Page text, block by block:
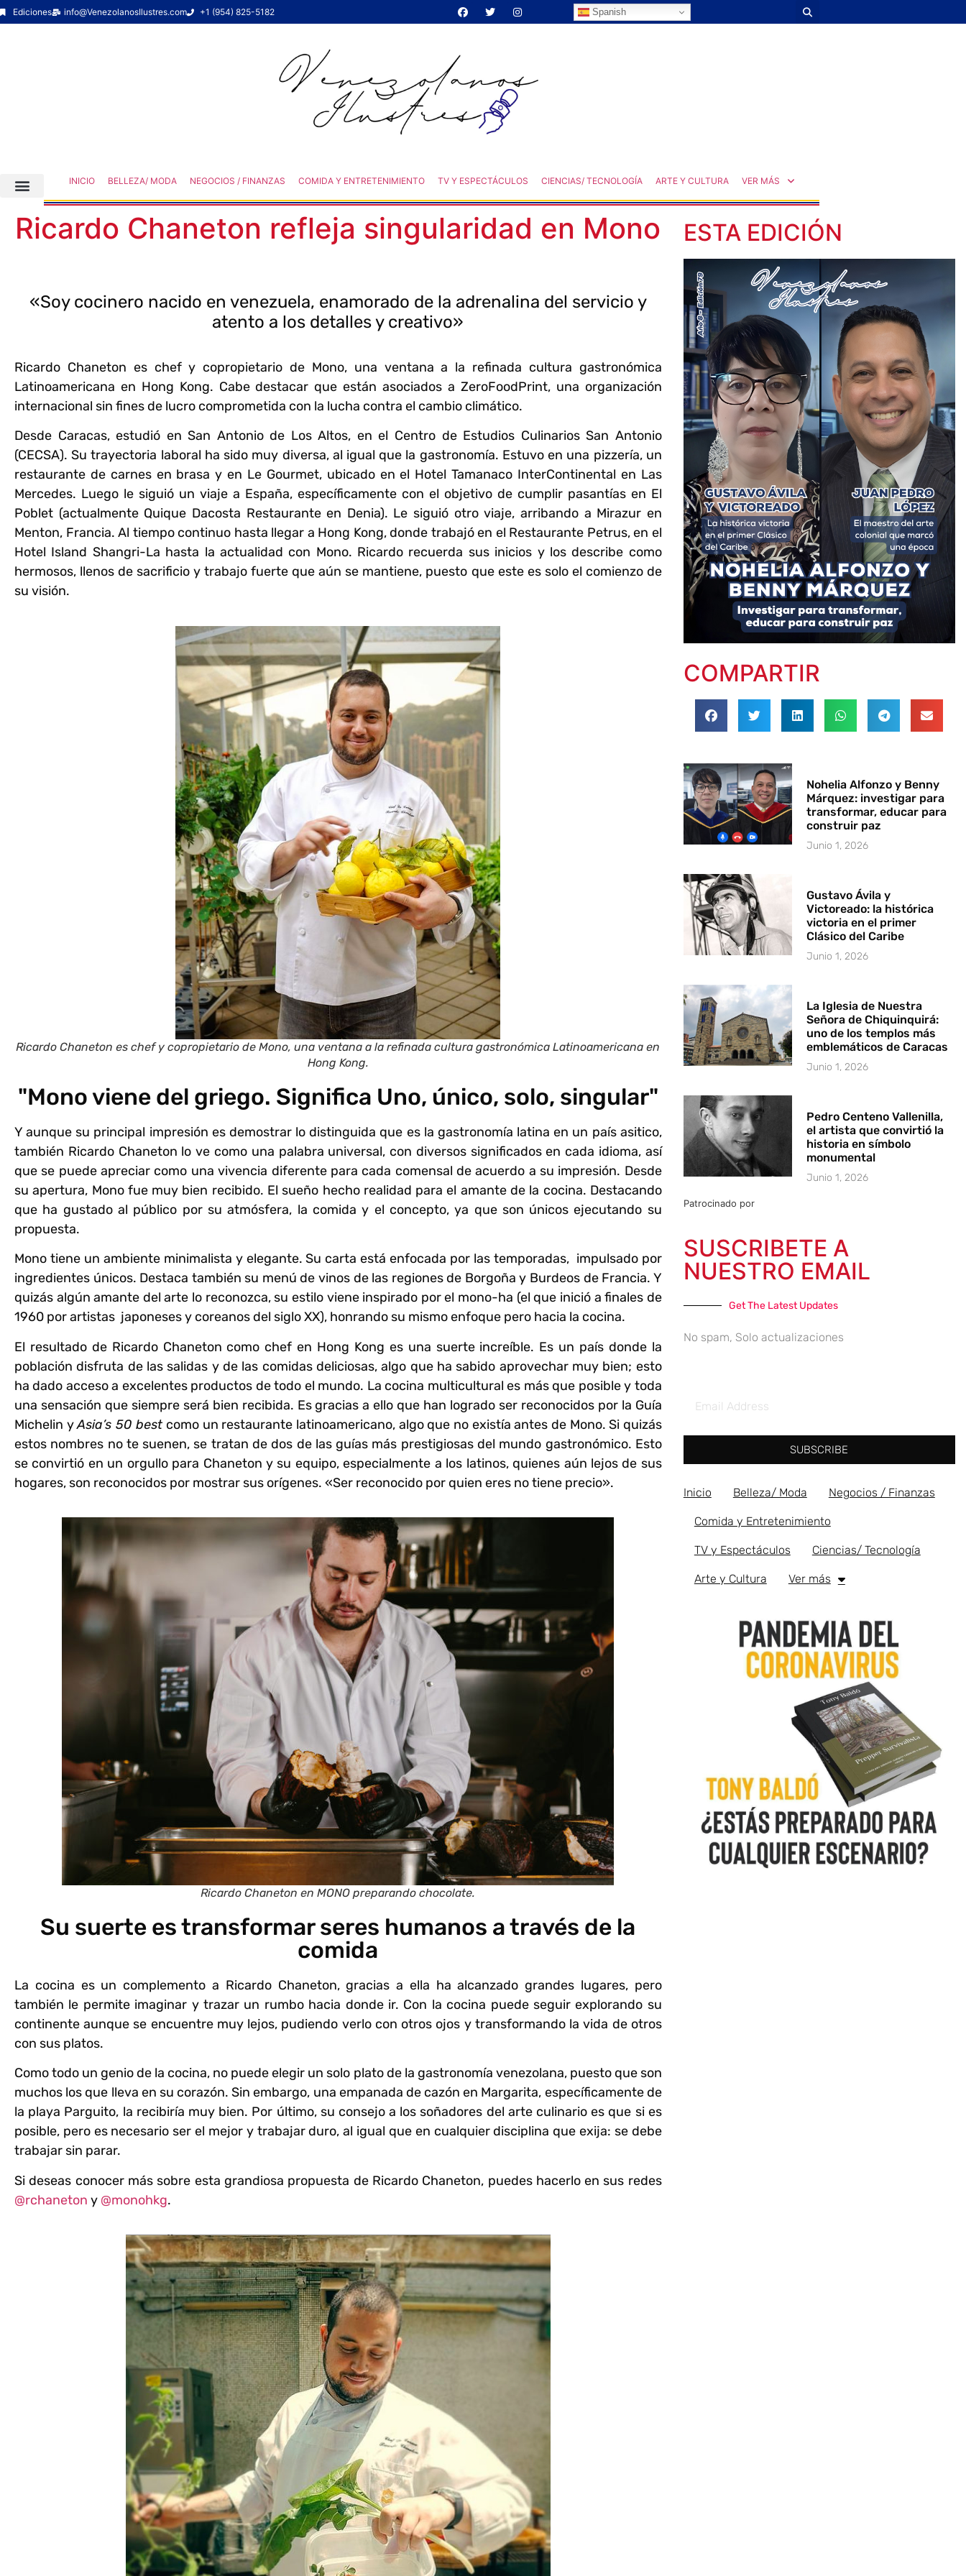
Ediciones info@VenezolanosIlustres.com +1 (954) 825-5182 Spanish
INICIO BELLEZA/ MODA NEGOCIOS / FINANZAS COMIDA Y ENTRETENIMIENTO TV Y ESPECTÁCULOS CIENCIAS/ TECNOLOGÍA ARTE Y CULTURA VER MÁS
Ricardo Chaneton refleja singularidad en Mono
«Soy cocinero nacido en venezuela, enamorado de la adrenalina del servicio y
atento a los detalles y creativo»
Ricardo Chaneton es chef y copropietario de Mono, una ventana a la refinada cultura gastronómica
Latinoamericana en Hong Kong. Cabe destacar que están asociados a ZeroFoodPrint, una organización
internacional sin fines de lucro comprometida con la lucha contra el cambio climático.
Desde Caracas, estudió en San Antonio de Los Altos, en el Centro de Estudios Culinarios San Antonio
(CECSA). Su trayectoria laboral ha sido muy diversa, al igual que la gastronomía. Estuvo en una pizzería, un
restaurante de carnes en brasa y en Le Gourmet, ubicado en el Hotel Tamanaco InterContinental en Las
Mercedes. Luego le siguió un viaje a España, específicamente con el objetivo de cumplir pasantías en El
Poblet (actualmente Quique Dacosta Restaurante en Denia). Le siguió otro viaje, arribando a Mirazur en
Menton, Francia. Al tiempo continuo hasta llegar a Hong Kong, donde trabajó en el Restaurante Petrus, en el
Hotel Island Shangri-La hasta la actualidad con Mono. Ricardo recuerda sus inicios y los describe como
hermosos, llenos de sacrificio y trabajo fuerte que aún se mantiene, puesto que este es solo el comienzo de
su visión.
Ricardo Chaneton es chef y copropietario de Mono, una ventana a la refinada cultura gastronómica Latinoamericana en
Hong Kong.
"Mono viene del griego. Significa Uno, único, solo, singular"
Y aunque su principal impresión es demostrar lo distinguida que es la gastronomía latina en un país asitico,
también Ricardo Chaneton lo ve como una palabra universal, con diversos significados en cada idioma, así
que se puede apreciar como una vivencia diferente para cada comensal de acuerdo a su impresión. Desde
su apertura, Mono fue muy bien recibido. El sueño hecho realidad para el amante de la cocina. Destacando
que ha gustado al público por su atmósfera, la comida y el concepto, ya que son únicos ejecutando su
propuesta.
Mono tiene un ambiente minimalista y elegante. Su carta está enfocada por las temporadas, impulsado por
ingredientes únicos. Destaca también su menú de vinos de las regiones de Borgoña y Burdeos de Francia. Y
quizás algún amante del arte lo reconozca, su estilo viene inspirado por el mono-ha (el que inició a finales de
1960 por artistas japoneses y coreanos del siglo XX), honrando su mismo enfoque pero hacia la cocina.
El resultado de Ricardo Chaneton como chef en Hong Kong es una suerte increíble. Es un país donde la
población disfruta de las salidas y de las comidas deliciosas, algo que ha sabido aprovechar muy bien; esto
ha dado acceso a excelentes productos de todo el mundo. La cocina multicultural es más que posible y toda
una sensación que siempre será bien recibida. Es gracias a ello que han logrado ser reconocidos por la Guía
Michelin yAsia’s 50 best como un restaurante latinoamericano, algo que no existía antes de Mono. Si quizás
estos nombres no te suenen, se tratan de dos de las guías más prestigiosas del mundo gastronómico. Esto
se convirtió en un orgullo para Chaneton y su equipo, especialmente a los latinos, quienes aún lejos de sus
hogares, son reconocidos por mostrar sus orígenes. «Ser reconocido por quien eres no tiene precio».
Ricardo Chaneton en MONO preparando chocolate.
Su suerte es transformar seres humanos a través de la
comida
La cocina es un complemento a Ricardo Chaneton, gracias a ella ha alcanzado grandes lugares, pero
también le permite imaginar y trazar un rumbo hacia donde ir. Con la cocina puede seguir explorando su
continente aunque se encuentre muy lejos, pudiendo verlo con otros ojos y transformando la vida de otros
con sus platos.
Como todo un genio de la cocina, no puede elegir un solo plato de la gastronomía venezolana, puesto que son
muchos los que lleva en su corazón. Sin embargo, una empanada de cazón en Margarita, específicamente de
la playa Parguito, la recibiría muy bien. Por último, su consejo a los soñadores del arte culinario es que si es
posible, pero es necesario ser el mejor y trabajar duro, al igual que en cualquier disciplina que exija: se debe
trabajar sin parar.
Si deseas conocer más sobre esta grandiosa propuesta de Ricardo Chaneton, puedes hacerlo en sus redes
@rchaneton y @monohkg.
ESTA EDICIÓN
COMPARTIR
Nohelia Alfonzo y Benny
Márquez: investigar para
transformar, educar para
construir paz
Junio 1, 2026
Gustavo Ávila y
Victoreado: la histórica
victoria en el primer
Clásico del Caribe
Junio 1, 2026
La Iglesia de Nuestra
Señora de Chiquinquirá:
uno de los templos más
emblemáticos de Caracas
Junio 1, 2026
Pedro Centeno Vallenilla,
el artista que convirtió la
historia en símbolo
monumental
Junio 1, 2026
Patrocinado por
SUSCRIBETE A
NUESTRO EMAIL
Get The Latest Updates
No spam, Solo actualizaciones
SUBSCRIBE
Inicio Belleza/ Moda Negocios / Finanzas
Comida y Entretenimiento
TV y Espectáculos Ciencias/ Tecnología
Arte y Cultura Ver más